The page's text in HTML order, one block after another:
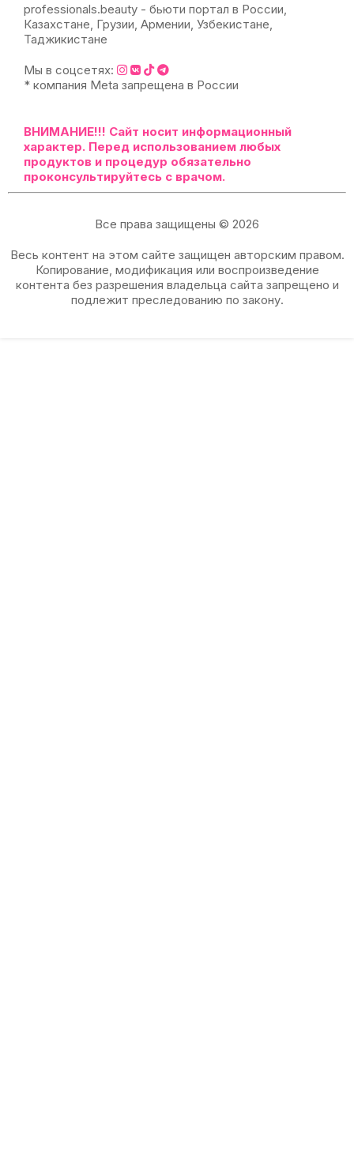
professionals.beauty - бьюти портал в России,
Казахстане, Грузии, Армении, Узбекистане,
Таджикистане
Мы в соцсетях:
* компания Meta запрещена в России
ВНИМАНИЕ!!! Сайт носит информационный
характер. Перед использованием любых
продуктов и процедур обязательно
проконсультируйтесь с врачом.
Все права защищены © 2026
Весь контент на этом сайте защищен авторским правом.
Копирование, модификация или воспроизведение
контента без разрешения владельца сайта запрещено и
подлежит преследованию по закону.